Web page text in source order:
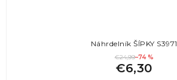
Náhrdelník ŠÍPKY S3971
€24,99–74 %
€6,30